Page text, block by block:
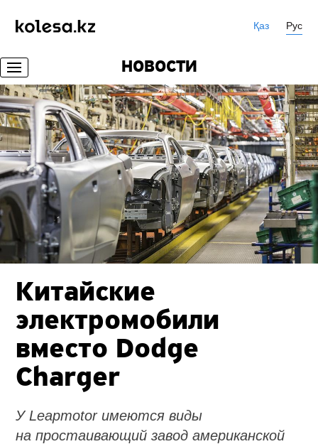
Қаз Рус
НОВОСТИ
Китайские
электромобили
вместо Dodge
Charger
У Leapmotor имеются виды
на простаивающий завод американской